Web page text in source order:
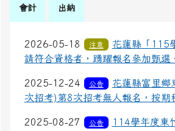
會計 出納
2026-05-18 注意
花蓮縣「115
請符合資格者，踴躍報名參加甄選
2025-12-24 公告
花蓮縣富里鄉
次招考)第8次招考無人報名，按
2025-08-27 公告 114學年度東